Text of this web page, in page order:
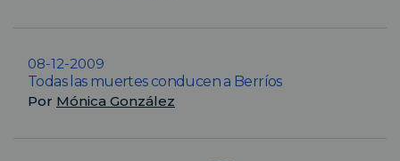
08-12-2009
Todas las muertes conducen a Berríos
Por Mónica González